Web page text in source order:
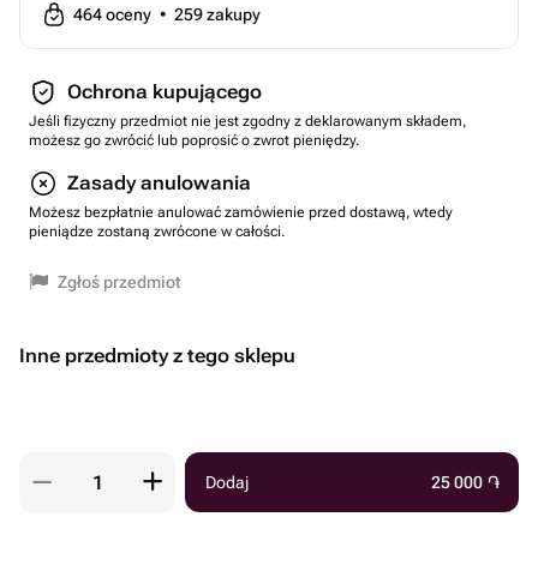
464oceny • 259zakupy
Ochrona kupującego
Jeśli fizyczny przedmiot nie jest zgodny z deklarowanym składem,
możesz go zwrócić lub poprosić o zwrot pieniędzy.
Zasady anulowania
Możesz bezpłatnie anulować zamówienie przed dostawą, wtedy
pieniądze zostaną zwrócone w całości.
Zgłoś przedmiot
Inne przedmioty z tego sklepu
Dodaj 25 000 ֏